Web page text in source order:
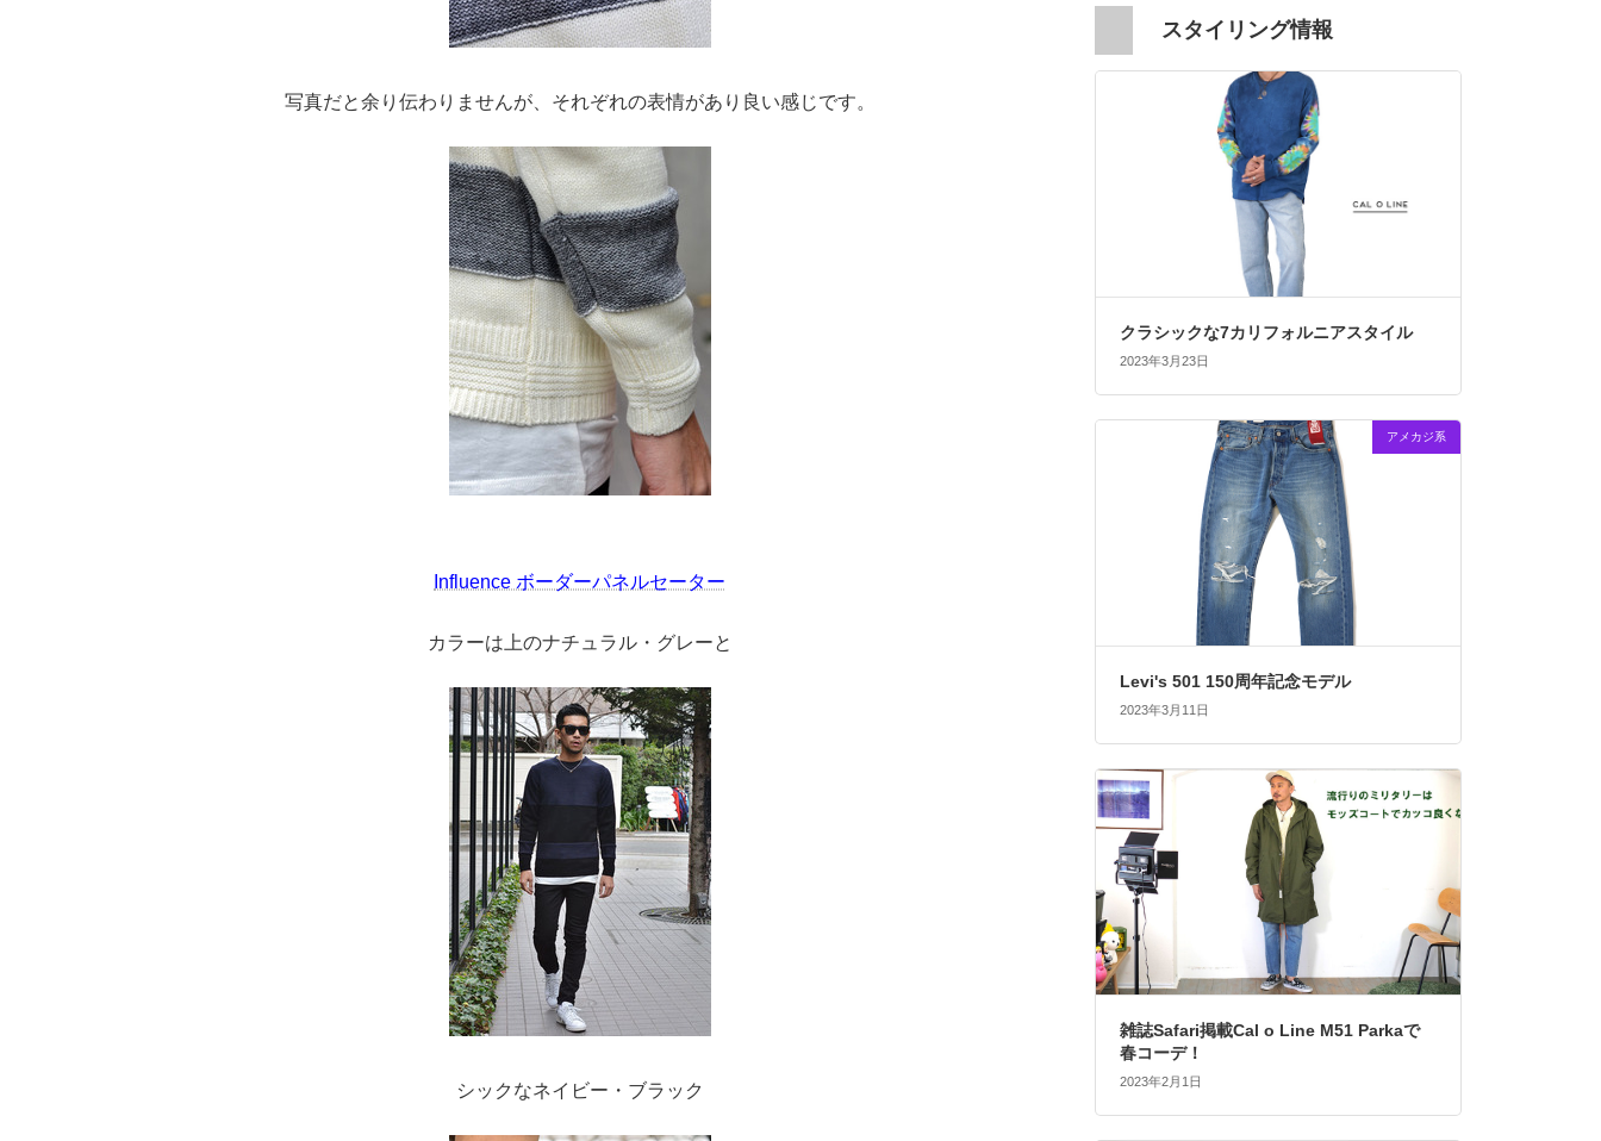
写真だと余り伝わりませんが、それぞれの表情があり良い感じです。
Influence ボーダーパネルセーター
カラーは上のナチュラル・グレーと
シックなネイビー・ブラック
スタイリング情報
クラシックな7カリフォルニアスタイル
2023年3月23日
アメカジ系
Levi's 501 150周年記念モデル
2023年3月11日
雑誌Safari掲載Cal o Line M51 Parkaで
春コーデ！
2023年2月1日